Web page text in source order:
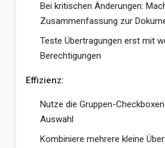
Bei kritischen Änderungen:
Zusammenfassung zur
Teste Übertragungen erst mit
Berechtigungen
Effizienz:
Nutze die Gruppen-
Auswahl
Kombiniere mehrere kleine